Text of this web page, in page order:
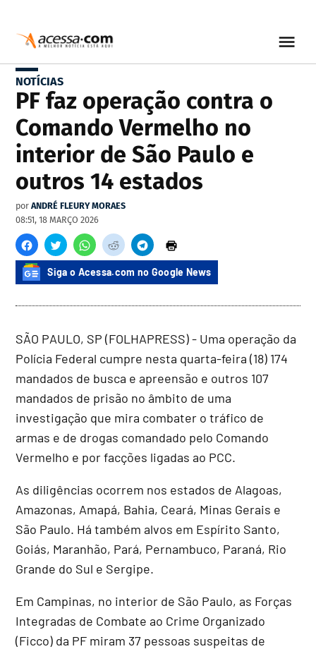
NOTÍCIAS
PF faz operação contra o
Comando Vermelho no
interior de São Paulo e
outros 14 estados
por ANDRÉ FLEURY MORAES
08:51, 18 MARÇO 2026
Siga o Acessa.com no Google News
SÃO PAULO, SP (FOLHAPRESS) - Uma operação da
Polícia Federal cumpre nesta quarta-feira (18) 174
mandados de busca e apreensão e outros 107
mandados de prisão no âmbito de uma
investigação que mira combater o tráfico de
armas e de drogas comandado pelo Comando
Vermelho e por facções ligadas ao PCC.
As diligências ocorrem nos estados de Alagoas,
Amazonas, Amapá, Bahia, Ceará, Minas Gerais e
São Paulo. Há também alvos em Espírito Santo,
Goiás, Maranhão, Pará, Pernambuco, Paraná, Rio
Grande do Sul e Sergipe.
Em Campinas, no interior de São Paulo, as Forças
Integradas de Combate ao Crime Organizado
(Ficco) da PF miram 37 pessoas suspeitas de